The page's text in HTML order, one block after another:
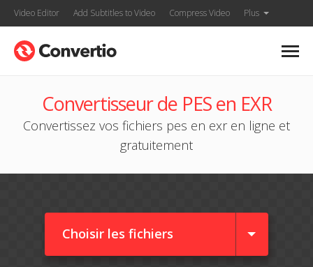
Video Editor Add Subtitles to Video Compress Video Plus
Convertisseur de PES en EXR
Convertissez vos fichiers pes en exr en ligne et
gratuitement
Choisir les fichiers